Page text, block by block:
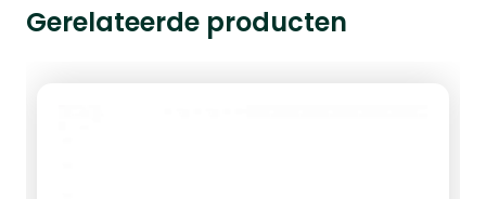
Gerelateerde producten